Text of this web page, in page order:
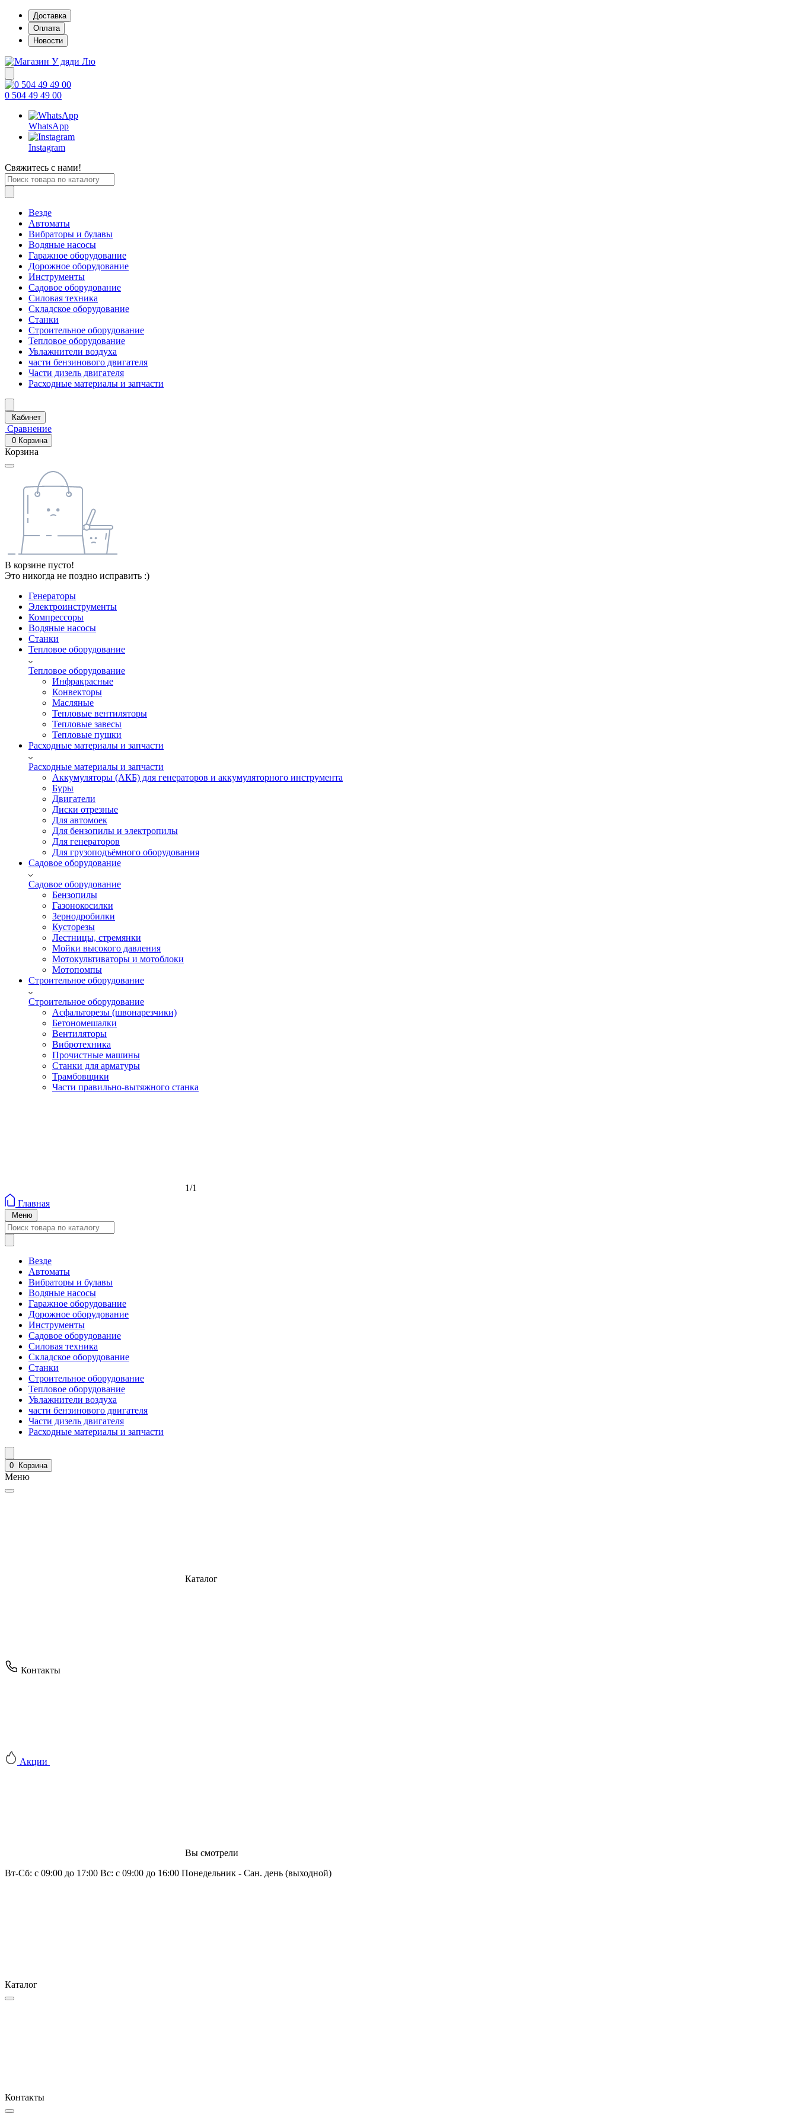
Доставка
Оплата
Новости
0 504 49 49 00
WhatsApp
Instagram
Свяжитесь с нами!
Везде
Автоматы
Вибраторы и булавы
Водяные насосы
Гаражное оборудование
Дорожное оборудование
Инструменты
Садовое оборудование
Силовая техника
Складское оборудование
Станки
Строительное оборудование
Тепловое оборудование
Увлажнители воздуха
части бензинового двигателя
Части дизель двигателя
Расходные материалы и запчасти
Кабинет
Сравнение
0 Корзина
Корзина
В корзине пусто!
Это никогда не поздно исправить :)
Генераторы
Электроинструменты
Компрессоры
Водяные насосы
Станки
Тепловое оборудование
Тепловое оборудование
Инфракрасные
Конвекторы
Масляные
Тепловые вентиляторы
Тепловые завесы
Тепловые пушки
Расходные материалы и запчасти
Расходные материалы и запчасти
Аккумуляторы (АКБ) для генераторов и аккумуляторного инструмента
Буры
Двигатели
Диски отрезные
Для автомоек
Для бензопилы и электропилы
Для генераторов
Для грузоподъёмного оборудования
Садовое оборудование
Садовое оборудование
Бензопилы
Газонокосилки
Зернодробилки
Кусторезы
Лестницы, стремянки
Мойки высокого давления
Мотокультиваторы и мотоблоки
Мотопомпы
Строительное оборудование
Строительное оборудование
Асфальторезы (швонарезчики)
Бетономешалки
Вентиляторы
Вибротехника
Прочистные машины
Станки для арматуры
Трамбовщики
Части правильно-вытяжного станка
1/1
Главная
Меню
Везде
Автоматы
Вибраторы и булавы
Водяные насосы
Гаражное оборудование
Дорожное оборудование
Инструменты
Садовое оборудование
Силовая техника
Складское оборудование
Станки
Строительное оборудование
Тепловое оборудование
Увлажнители воздуха
части бензинового двигателя
Части дизель двигателя
Расходные материалы и запчасти
0 Корзина
Меню
Каталог
Контакты
Акции
Вы смотрели
Вт-Сб: с 09:00 до 17:00 Вс: с 09:00 до 16:00 Понедельник - Сан. день (выходной)
Каталог
Контакты